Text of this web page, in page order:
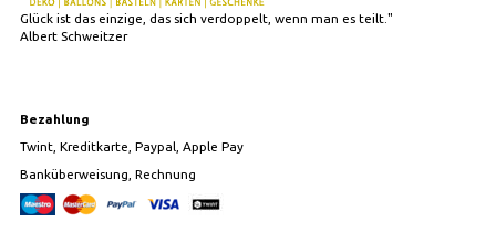
Glück ist das einzige, das sich verdoppelt, wenn man es teilt."
Albert Schweitzer
Bezahlung
Twint, Kreditkarte, Paypal, Apple Pay
Banküberweisung, Rechnung